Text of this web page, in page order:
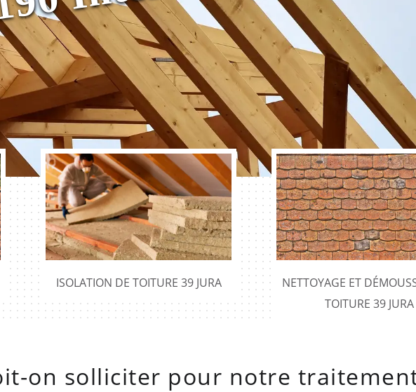
ISOLATION DE TOITURE 39 JURA
NETTOYAGE ET
TOITURE 39 JURA
on solliciter pour notre